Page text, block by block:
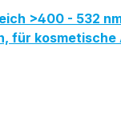
>400 - 532
für kosmetische